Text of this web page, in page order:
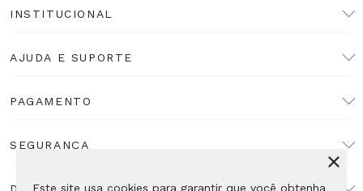
Este site usa cookies para garantir que você obtenha
INSTITUCIONAL
AJUDA E SUPORTE
PAGAMENTO
SEGURANÇA